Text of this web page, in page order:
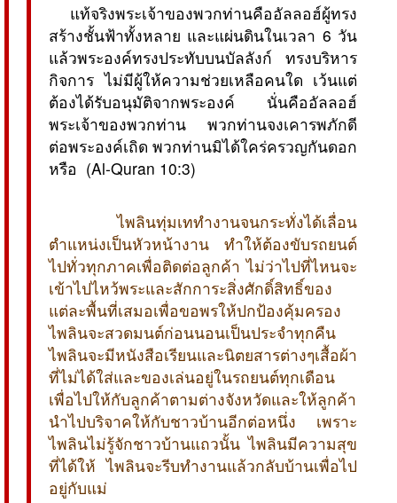
 แท้จริงพระเจ้าของพวกท่านคืออัลลอฮ์ผู้ทรง
สร้างชั้นฟ้าทั้งหลาย และแผ่นดินในเวลา 6 วัน
แล้วพระองค์ทรงประทับบนบัลลังก์ ทรงบริหาร
กิจการ ไม่มีผู้ให้ความช่วยเหลือคนใด เว้นแต่
ต้องได้รับอนุมัติจากพระองค์ นั่นคืออัลลอฮ์
พระเจ้าของพวกท่าน พวกท่านจงเคารพภักดี
ต่อพระองค์เถิด พวกท่านมิได้ใคร่ครวญกันดอก
หรือ  (Al-Quran 10:3)
ไพลินทุ่มเททำงานจนกระทั่งได้เลื่อน
ตำแหน่งเป็นหัวหน้างาน ทำให้ต้องขับรถยนต์
ไปทั่วทุกภาคเพื่อติดต่อลูกค้า ไม่ว่าไปที่ไหนจะ
เข้าไปไหว้พระและสักการะสิ่งศักดิ์สิทธิ์ของ
แต่ละพื้นที่เสมอเพื่อขอพรให้ปกป้องคุ้มครอง
ไพลินจะสวดมนต์ก่อนนอนเป็นประจำทุกคืน
ไพลินจะมีหนังสือเรียนและนิตยสารต่างๆเสื้อผ้า
ที่ไม่ได้ใส่และของเล่นอยู่ในรถยนต์ทุกเดือน
เพื่อไปให้กับลูกค้าตามต่างจังหวัดและให้ลูกค้า
นำไปบริจาคให้กับชาวบ้านอีกต่อหนึ่ง เพราะ
ไพลินไม่รู้จักชาวบ้านแถวนั้น ไพลินมีความสุข
ที่ได้ให้ ไพลินจะรีบทำงานแล้วกลับบ้านเพื่อไป
อยู่กับแม่